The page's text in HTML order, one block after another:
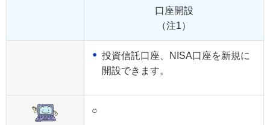
口座開設
（注1）
投資信託口座、NISA口座を新規に
開設できます。
○